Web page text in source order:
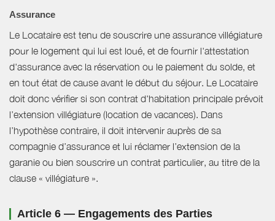
Assurance
Le Locataire est tenu de souscrire une assurance villégiature
pour le logement qui lui est loué, et de fournir l'attestation
d'assurance avec la réservation ou le paiement du solde, et
en tout état de cause avant le début du séjour. Le Locataire
doit donc vérifier si son contrat d'habitation principale prévoit
l’extension villégiature (location de vacances). Dans
l’hypothèse contraire, il doit intervenir auprès de sa
compagnie d’assurance et lui réclamer l’extension de la
garanie ou bien souscrire un contrat particulier, au titre de la
clause « villégiature ».
Article 6 — Engagements des Parties